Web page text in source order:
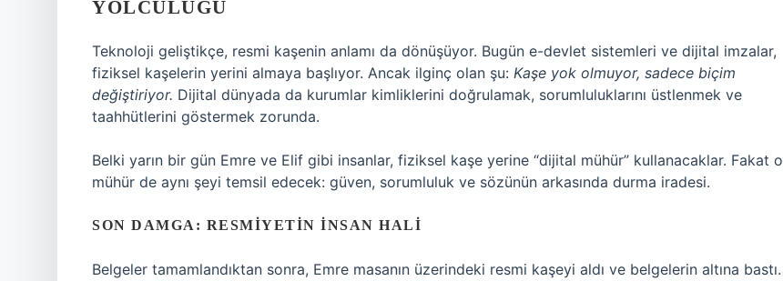
YOLCULUĞU
Teknoloji geliştikçe, resmi kaşenin anlamı da dönüşüyor. Bugün e-devlet sistemleri ve dijital imzalar,
fiziksel kaşelerin yerini almaya başlıyor. Ancak ilginç olan şu: Kaşe yok olmuyor, sadece biçim
değiştiriyor. Dijital dünyada da kurumlar kimliklerini doğrulamak, sorumluluklarını üstlenmek ve
taahhütlerini göstermek zorunda.
Belki yarın bir gün Emre ve Elif gibi insanlar, fiziksel kaşe yerine “dijital mühür” kullanacaklar. Fakat o
mühür de aynı şeyi temsil edecek: güven, sorumluluk ve sözünün arkasında durma iradesi.
SON DAMGA: RESMIYETIN İNSAN HALI
Belgeler tamamlandıktan sonra, Emre masanın üzerindeki resmi kaşeyi aldı ve belgelerin altına bastı.